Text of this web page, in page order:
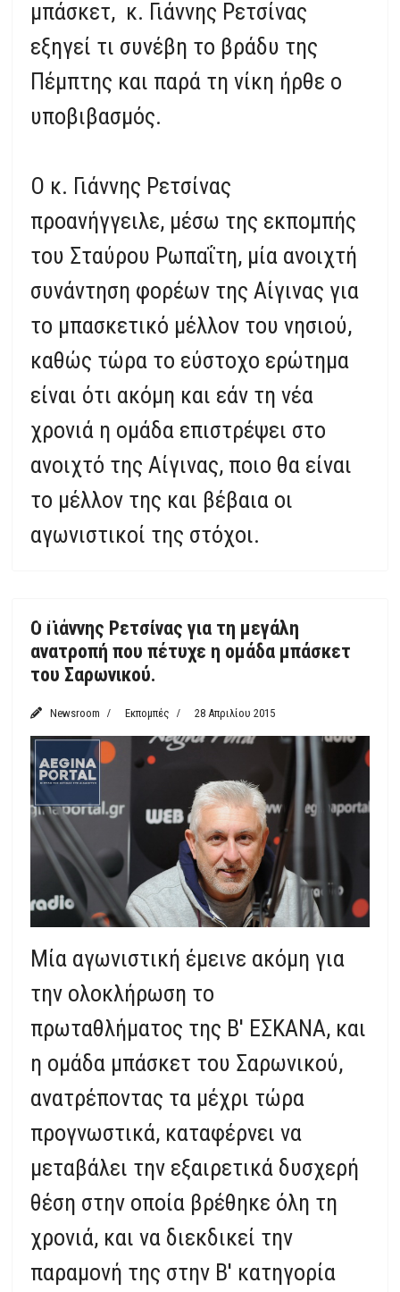
μπάσκετ, κ. Γιάννης Ρετσίνας
εξηγεί τι συνέβη το βράδυ της
Πέμπτης και παρά τη νίκη ήρθε ο
υποβιβασμός.
Ο κ. Γιάννης Ρετσίνας
προανήγγειλε, μέσω της εκπομπής
του Σταύρου Ρωπαΐτη, μία ανοιχτή
συνάντηση φορέων της Αίγινας για
το μπασκετικό μέλλον του νησιού,
καθώς τώρα το εύστοχο ερώτημα
είναι ότι ακόμη και εάν τη νέα
χρονιά η ομάδα επιστρέψει στο
ανοιχτό της Αίγινας, ποιο θα είναι
το μέλλον της και βέβαια οι
αγωνιστικοί της στόχοι.
Featured
Ο Γιάννης Ρετσίνας για τη μεγάλη
ανατροπή που πέτυχε η ομάδα μπάσκετ
του Σαρωνικού.
Newsroom Εκπομπές 28 Απριλίου 2015
Μία αγωνιστική έμεινε ακόμη για
την ολοκλήρωση το
πρωταθλήματος της Β' ΕΣΚΑΝΑ, και
η ομάδα μπάσκετ του Σαρωνικού,
ανατρέποντας τα μέχρι τώρα
προγνωστικά, καταφέρνει να
μεταβάλει την εξαιρετικά δυσχερή
θέση στην οποία βρέθηκε όλη τη
χρονιά, και να διεκδικεί την
παραμονή της στην Β' κατηγορία